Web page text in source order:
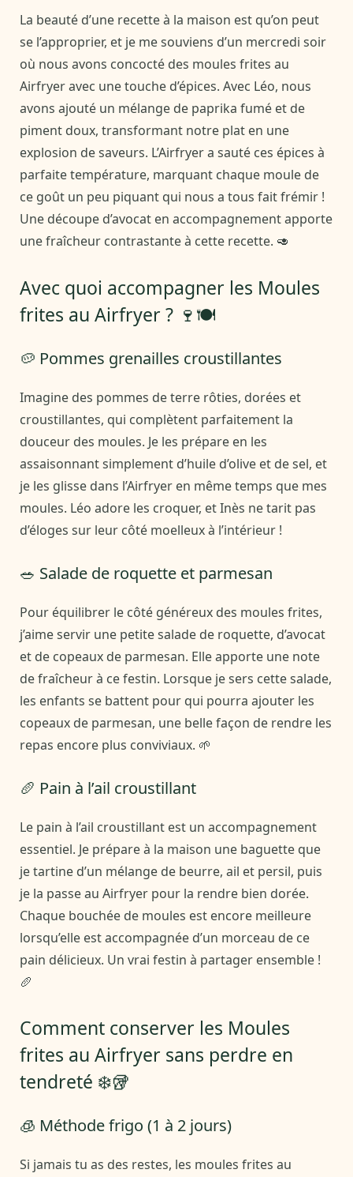
La beauté d’une recette à la maison est qu’on peut
se l’approprier, et je me souviens d’un mercredi soir
où nous avons concocté des moules frites au
Airfryer avec une touche d’épices. Avec Léo, nous
avons ajouté un mélange de paprika fumé et de
piment doux, transformant notre plat en une
explosion de saveurs. L’Airfryer a sauté ces épices à
parfaite température, marquant chaque moule de
ce goût un peu piquant qui nous a tous fait frémir !
Une découpe d’avocat en accompagnement apporte
une fraîcheur contrastante à cette recette. 🥑
Avec quoi accompagner les Moules
frites au Airfryer ? 🍷🍽️
🥔 Pommes grenailles croustillantes
Imagine des pommes de terre rôties, dorées et
croustillantes, qui complètent parfaitement la
douceur des moules. Je les prépare en les
assaisonnant simplement d’huile d’olive et de sel, et
je les glisse dans l’Airfryer en même temps que mes
moules. Léo adore les croquer, et Inès ne tarit pas
d’éloges sur leur côté moelleux à l’intérieur !
🥗 Salade de roquette et parmesan
Pour équilibrer le côté généreux des moules frites,
j’aime servir une petite salade de roquette, d’avocat
et de copeaux de parmesan. Elle apporte une note
de fraîcheur à ce festin. Lorsque je sers cette salade,
les enfants se battent pour qui pourra ajouter les
copeaux de parmesan, une belle façon de rendre les
repas encore plus conviviaux. 🌱
🥖 Pain à l’ail croustillant
Le pain à l’ail croustillant est un accompagnement
essentiel. Je prépare à la maison une baguette que
je tartine d’un mélange de beurre, ail et persil, puis
je la passe au Airfryer pour la rendre bien dorée.
Chaque bouchée de moules est encore meilleure
lorsqu’elle est accompagnée d’un morceau de ce
pain délicieux. Un vrai festin à partager ensemble !
🥖
Comment conserver les Moules
frites au Airfryer sans perdre en
tendreté ❄️🥡
🧊 Méthode frigo (1 à 2 jours)
Si jamais tu as des restes, les moules frites au